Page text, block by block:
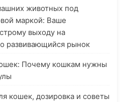
животных под
маркой: Ваше
выходу на
развивающийся рынок
Почему кошкам нужны
кошек, дозировка и советы